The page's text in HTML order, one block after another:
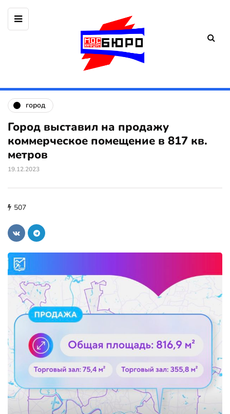
город
Город выставил на продажу
коммерческое помещение в 817 кв.
метров
19.12.2023
507